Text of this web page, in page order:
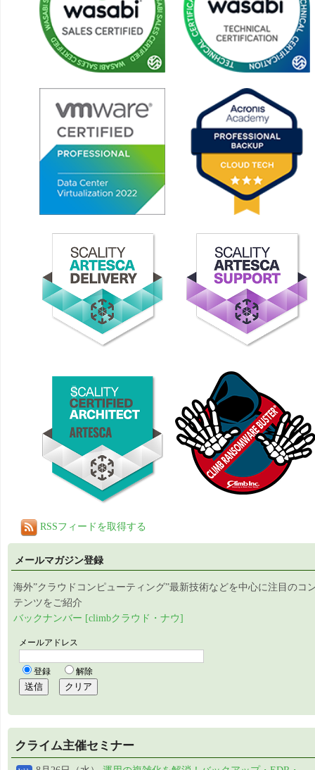
RSSフィードを取得する
メールマガジン登録
海外”クラウドコンピューティング”最新技術などを中心に注目のコ
テンツをご紹介
バックナンバー [climbクラウド・ナウ]
クライム主催セミナー